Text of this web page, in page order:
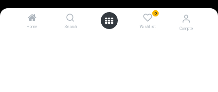
Home Search
0
Wishlist Compte